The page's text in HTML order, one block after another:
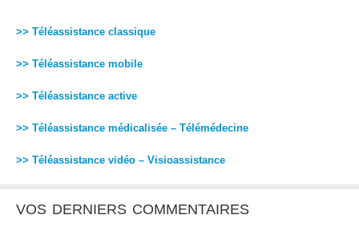
>> Téléassistance classique
>> Téléassistance mobile
>> Téléassistance active
>> Téléassistance médicalisée – Télémédecine
>> Téléassistance vidéo – Visioassistance
VOS DERNIERS COMMENTAIRES